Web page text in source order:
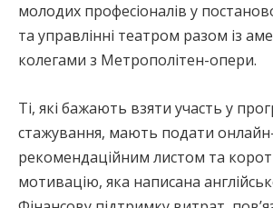
молодих професіоналів у
та управлінні театром разом із
колегами з Метрополітен-опери.
Ті, які бажають взяти участь у
стажування, мають подати
рекомендаційним листом та
мотивацію, яка написана